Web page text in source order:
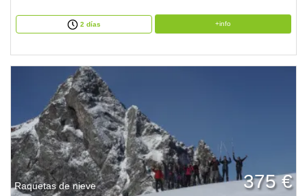
2 días +info
Raquetas de nieve 375 €